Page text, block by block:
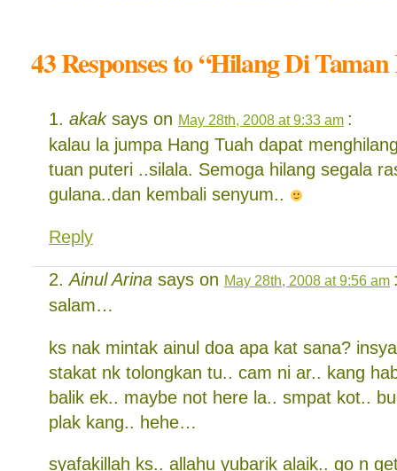
43 Responses to “Hilang Di
akaksays on May 28th, 2008 at 9:33 am :
kalau la jumpa Hang Tuah dapat
tuan puteri ..silala. Semoga hilang segala
gulana..dan kembali senyum..
Reply
Ainul Arina says on May 28th, 2008 at 9:56 am
salam…
ks nak mintak ainul doa apa kat sana?
stakat nk tolongkan tu.. cam ni ar.. kang
balik ek.. maybe not here la.. smpat kot..
plak kang.. hehe…
syafakillah ks.. allahu yubarik alaik.. go n